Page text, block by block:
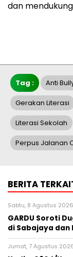
dan
Tag : Anti
Gerakan Literasi
Literasi Sekolah
Perpus Jalanan
BERITA
Sabtu, 8 Agustus
GARDU Soroti
di Sabajaya dan
Jumat, 7 Agustus 2026